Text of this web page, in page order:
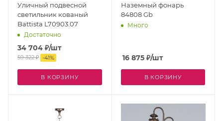
Уличный подвесной
светильник кованый
Battista L70903.07
Достаточно
34 704 ₽/шт
59 322₽ -41%
В КОРЗИНУ
Наземный фонарь
84808 Gb
Много
16 875₽/шт
В КОРЗИНУ